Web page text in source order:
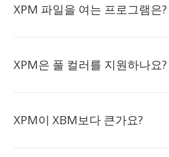
XPM 파일을 여는 프로그램은?
XPM은 풀 컬러를 지원하나요?
XPM이 XBM보다 큰가요?